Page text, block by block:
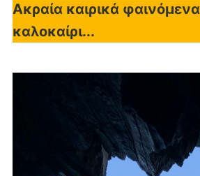
Ακραία καιρικά
καλοκαίρι...